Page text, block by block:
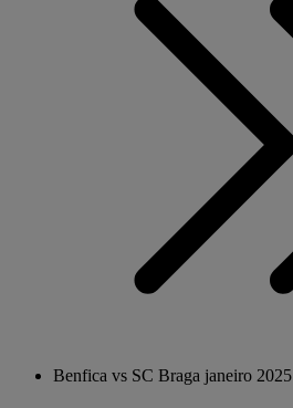
Benfica vs SC Braga janeiro 2025